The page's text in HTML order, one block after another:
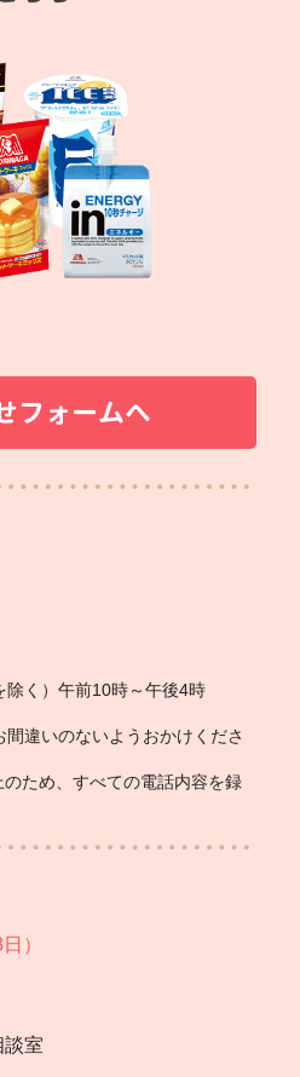
フォームへ
く）午前10時～午後4時
違いのないようおかけくださ
ため、すべての電話内容を録
）
室